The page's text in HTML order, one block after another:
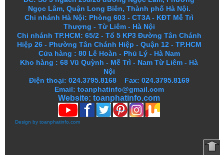
Ngọc Lâm, Quận Long Biên, Thành phố Hà Nội.
Chi nhánh Hà Nội: Phòng 603 - CT3A - KĐT Mễ Trì
Thượng - Từ Liêm - Hà Nội
Chi nhánh TP.HCM: 65/2 - Tổ 5 KP3 Đường Tân Chánh
Hiệp 26 - Phường Tân Chánh Hiệp - Quận 12 - TP.HCM
Cửa hàng : 80 Lê Hoàn - Phủ Lý - Hà Nam
Kho hàng :68 Vũ Quỳnh - Mễ Trì - Nam Từ Liêm - Hà
Nội
Điện thoại: 024.3795.8168 Fax: 024.3795.8169
Email: toanphatinfo@gmail.com
Website: toanphatinfo.com
Design by toanphatinfo.com